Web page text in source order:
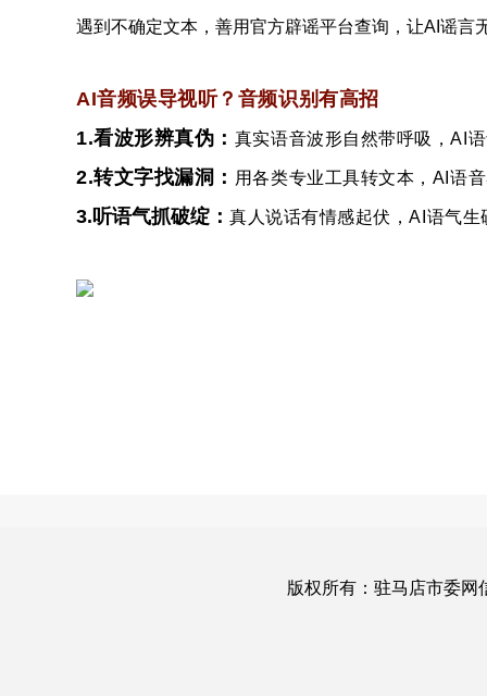
遇到不确定文本，善用官方辟谣平台查询，让AI谣言
AI音频误导视听？音频识别有高招
1.看波形辨真伪： 真实语音波形自然带呼吸，AI
2.转文字找漏洞： 用各类专业工具转文本，AI语
3.听语气抓破绽： 真人说话有情感起伏，AI语气生
版权所有：驻马店市委